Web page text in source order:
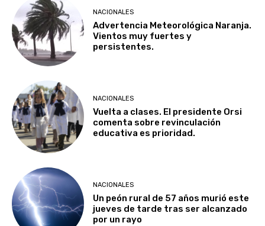
NACIONALES
Advertencia Meteorológica Naranja.
Vientos muy fuertes y
persistentes.
NACIONALES
Vuelta a clases. El presidente Orsi
comenta sobre revinculación
educativa es prioridad.
NACIONALES
Un peón rural de 57 años murió este
jueves de tarde tras ser alcanzado
por un rayo